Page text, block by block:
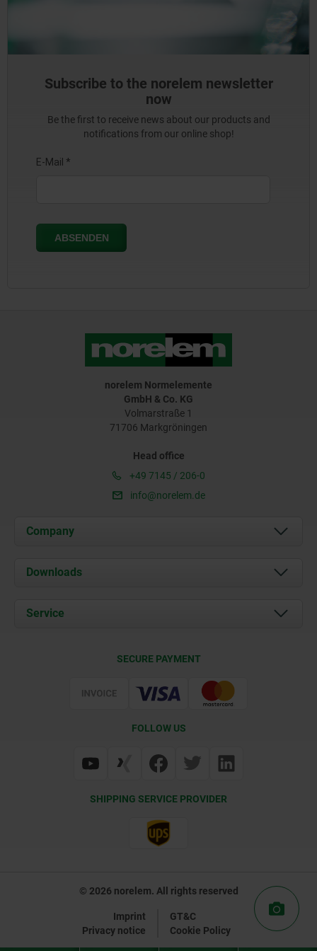
Subscribe to the norelem newsletter
now
Be the first to receive news about our products and
notifications from our online shop!
norelem Normelemente
GmbH & Co. KG
Volmarstraße 1
71706 Markgröningen
Head office
+49 7145 / 206-0
info@norelem.de
Company
About us
Career
Downloads
Documents
Service
Web Support
SECURE PAYMENT
FOLLOW US
SHIPPING SERVICE PROVIDER
© 2026 norelem. All rights reserved
Imprint
GT&C
Privacy notice
Cookie Policy